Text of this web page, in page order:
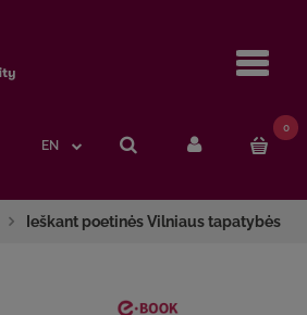
EN
0
Ieškant poetinės Vilniaus tapatybės